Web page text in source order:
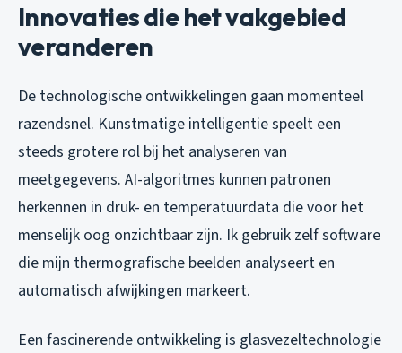
Innovaties die het vakgebied
veranderen
De technologische ontwikkelingen gaan momenteel
razendsnel. Kunstmatige intelligentie speelt een
steeds grotere rol bij het analyseren van
meetgegevens. AI-algoritmes kunnen patronen
herkennen in druk- en temperatuurdata die voor het
menselijk oog onzichtbaar zijn. Ik gebruik zelf software
die mijn thermografische beelden analyseert en
automatisch afwijkingen markeert.
Een fascinerende ontwikkeling is glasvezeltechnologie